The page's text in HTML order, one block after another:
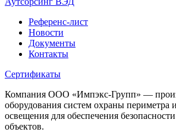
Референс-лист
Новости
Документы
Контакты
Сертификаты
Компания ООО «Импэкс-Групп» —
оборудования систем охраны периметра
освещения для обеспечения
объектов.